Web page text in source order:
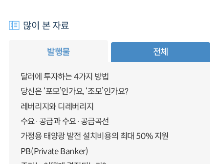
많이 본 자료
발행물 전체
달러에 투자하는 4가지 방법
당신은 ‘포모’인가요, ‘조모’인가요?
레버리지와 디레버리지
수요·공급과 수요·공급곡선
가정용 태양광 발전 설치비용의 최대 50% 지원
PB(Private Banker)